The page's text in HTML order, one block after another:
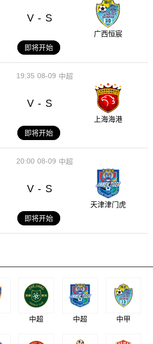
V - S
广西恒宸
即将开始
08-09
19:35 中超
V - S
上海海港
即将开始
08-09
20:00 中超
V - S
天津津门虎
即将开始
中超 中超 中甲